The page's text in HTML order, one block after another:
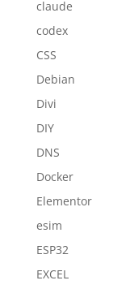
claude
codex
CSS
Debian
Divi
DIY
DNS
Docker
Elementor
esim
ESP32
EXCEL